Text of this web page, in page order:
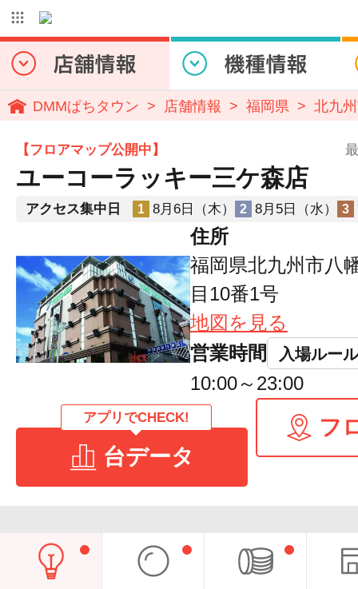
DMMぱちタウン 店舗情報 福岡県 北九
【フロアマップ公開中】
ユーコーラッキー三ケ森店
アクセス集中日 1 8月6日（木） 2 8月5日（水） 3
住所
福岡県北九州市八
目10番1号
地図を見る
営業時間
入場ルール
10:00～23:00
アプリでCHECK!
台データ
フ